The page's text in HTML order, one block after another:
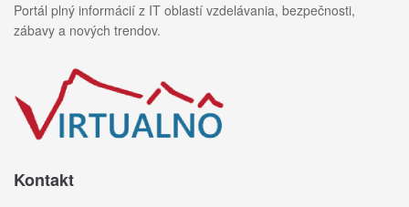
Portál plný informácií z IT oblastí vzdelávania, bezpečnosti,
zábavy a nových trendov.
Kontakt